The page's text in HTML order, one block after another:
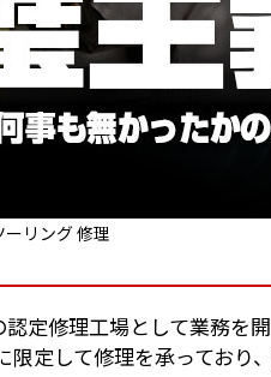
ーリング 修理
定修理工場として業務を
定して修理を承っており